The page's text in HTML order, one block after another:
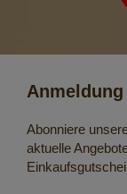
Abonniere
aktuelle